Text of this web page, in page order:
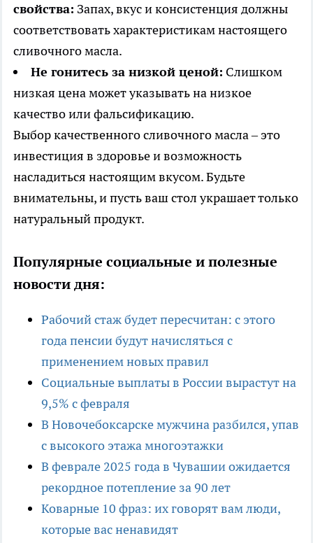
свойства: Запах, вкус и консистенция должны
соответствовать характеристикам настоящего
сливочного масла.
Не гонитесь за низкой ценой: Слишком
низкая цена может указывать на низкое
качество или фальсификацию.
Выбор качественного сливочного масла – это
инвестиция в здоровье и возможность
насладиться настоящим вкусом. Будьте
внимательны, и пусть ваш стол украшает только
натуральный продукт.
Популярные социальные и полезные
новости дня:
Рабочий стаж будет пересчитан: с этого
года пенсии будут начисляться с
применением новых правил
Социальные выплаты в России вырастут на
9,5% с февраля
В Новочебоксарске мужчина разбился, упав
с высокого этажа многоэтажки
В феврале 2025 года в Чувашии ожидается
рекордное потепление за 90 лет
Коварные 10 фраз: их говорят вам люди,
которые вас ненавидят